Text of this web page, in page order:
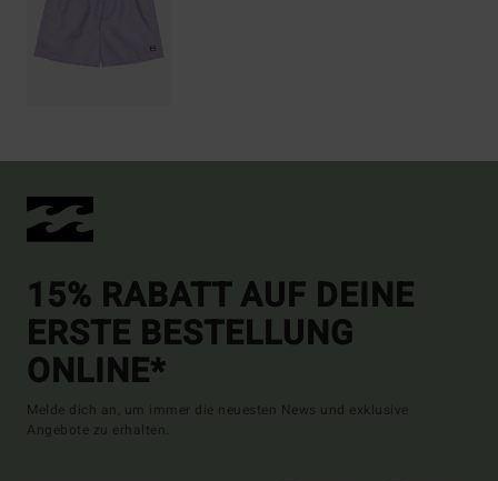
15% RABATT AUF DEINE
ERSTE BESTELLUNG
ONLINE*
Melde dich an, um immer die neuesten News und exklusive
Angebote zu erhalten.